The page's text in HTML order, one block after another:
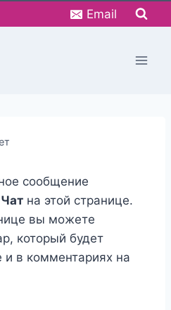
Email
сообщение
Чат на этой странице.
вы можете
который будет
и в комментариях на